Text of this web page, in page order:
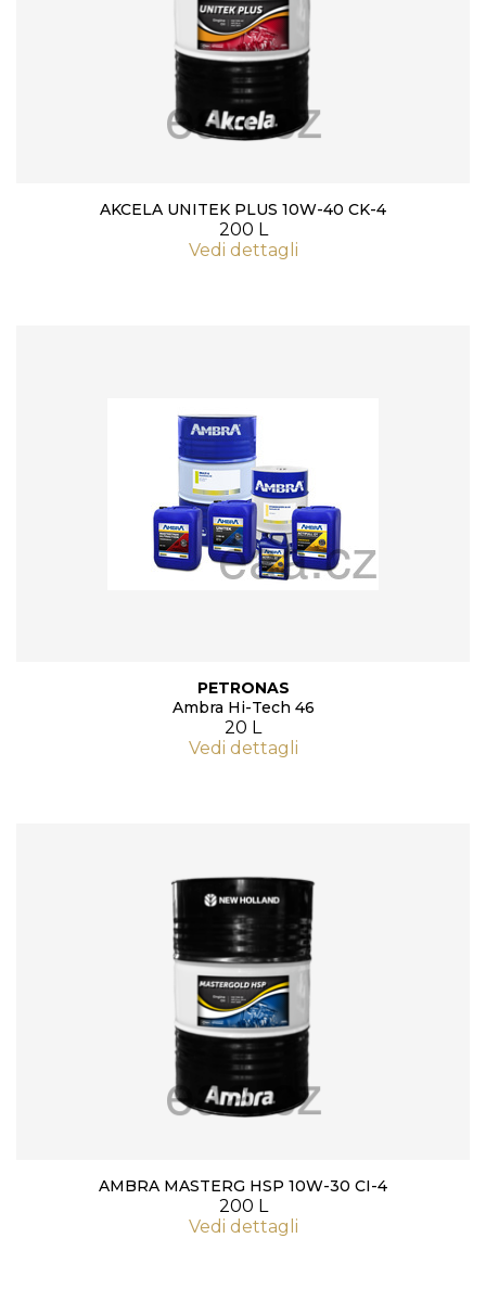
AKCELA UNITEK PLUS 10W-40 CK-4
200 L
Vedi dettagli
PETRONAS
Ambra Hi-Tech 46
20 L
Vedi dettagli
AMBRA MASTERG HSP 10W-30 CI-4
200 L
Vedi dettagli